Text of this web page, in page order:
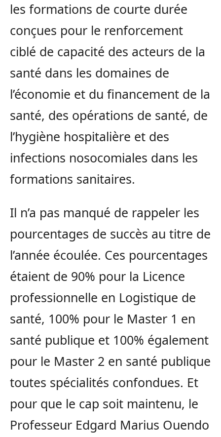
les formations de courte durée
conçues pour le renforcement
ciblé de capacité des acteurs de la
santé dans les domaines de
l’économie et du financement de la
santé, des opérations de santé, de
l’hygiène hospitalière et des
infections nosocomiales dans les
formations sanitaires.
Il n’a pas manqué de rappeler les
pourcentages de succès au titre de
l’année écoulée. Ces pourcentages
étaient de 90% pour la Licence
professionnelle en Logistique de
santé, 100% pour le Master 1 en
santé publique et 100% également
pour le Master 2 en santé publique
toutes spécialités confondues. Et
pour que le cap soit maintenu, le
Professeur Edgard Marius Ouendo